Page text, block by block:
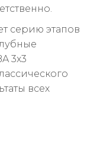
серию этапов
3x3
всех